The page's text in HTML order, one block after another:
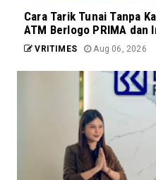
Cara Tarik Tunai Tanpa
ATM Berlogo PRIMA dan
VRITIMES Aug 06, 2026